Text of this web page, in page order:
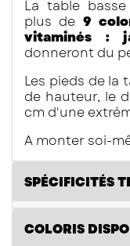
La table
plus de 9
vitaminés :
donneront du
Les pieds de la
de hauteur, le
cm d'une
A monter soi-
SPÉCIFICITÉS
COLORIS